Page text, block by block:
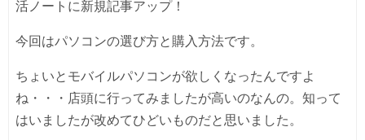
活ノートに新規記事アップ！
今回はパソコンの選び方と購入方法です。
ちょいとモバイルパソコンが欲しくなったんですよ
ね・・・店頭に行ってみましたが高いのなんの。知って
はいましたが改めてひどいものだと思いました。